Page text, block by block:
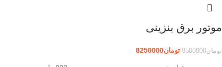
موتور برق بنزینی
تومان8500000 تومان8250000